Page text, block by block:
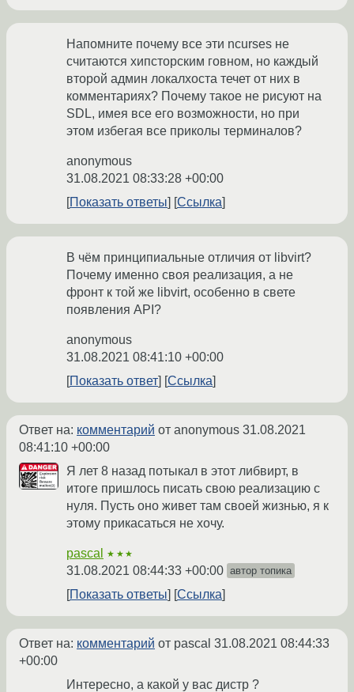
Напомните почему все эти ncurses не
считаются хипсторским говном, но каждый
второй админ локалхоста течет от них в
комментариях? Почему такое не рисуют на
SDL, имея все его возможности, но при
этом избегая все приколы терминалов?
anonymous
31.08.2021 08:33:28 +00:00
Показать ответы
Ссылка
В чём принципиальные отличия от libvirt?
Почему именно своя реализация, а не
фронт к той же libvirt, особенно в свете
появления API?
anonymous
31.08.2021 08:41:10 +00:00
Показать ответ
Ссылка
Ответ на: комментарий от anonymous 31.08.2021
08:41:10 +00:00
Я лет 8 назад потыкал в этот либвирт, в
итоге пришлось писать свою реализацию с
нуля. Пусть оно живет там своей жизнью, я к
этому прикасаться не хочу.
pascal ★★★
31.08.2021 08:44:33 +00:00 автор топика
Показать ответы Ссылка
Ответ на: комментарий от pascal 31.08.2021 08:44:33
+00:00
Интересно, а какой у вас дистр ?